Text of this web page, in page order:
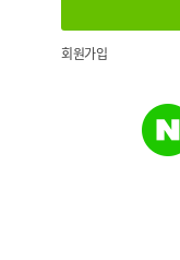
회원가입